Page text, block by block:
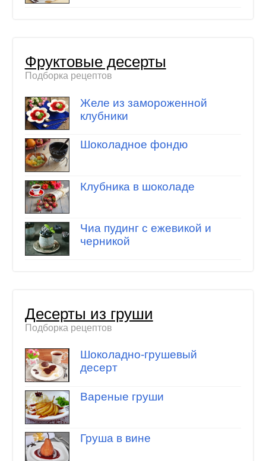
Фруктовые десерты
Подборка рецептов
Желе из замороженной
клубники
Шоколадное фондю
Клубника в шоколаде
Чиа пудинг с ежевикой и
черникой
Десерты из груши
Подборка рецептов
Шоколадно-грушевый
десерт
Вареные груши
Груша в вине